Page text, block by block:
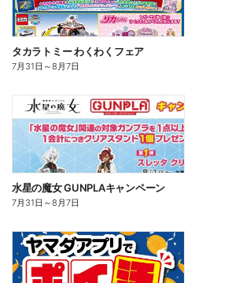
タカラトミー わくわくフェア
7月31日 ～8月7日
水星の魔女 GUNPLAキャンペーン
7月31日 ～8月7日